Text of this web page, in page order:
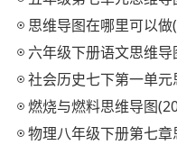
思维导图在哪里可以
六年级下册语文思维
社会历史七下第一单
燃烧与燃料思维导图
物理八年级下册第七